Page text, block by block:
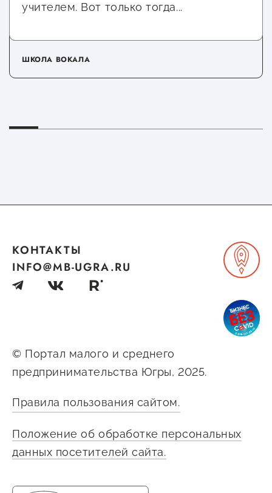
учителем. Вот только тогда...
ШКОЛА ВОКАЛА
© Портал малого и среднего
предпринимательства Югры, 2025.
Правила пользования сайтом.
Положение об обработке персональных
данных посетителей сайта.
КОНТАКТЫ
INFO@MB-UGRA.RU